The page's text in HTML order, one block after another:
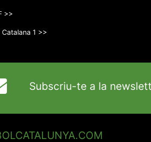
>>
Catalana 1 >>
Subscriu-te a la